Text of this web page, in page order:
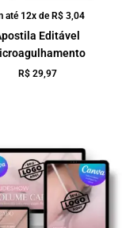
até 12x de R$ 3,04
Editável
R$29,97